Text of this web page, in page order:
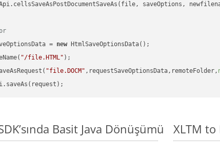
saveOptions,
= new HtmlSaveOptionsData();
"/file.HTML" );
"file.DOCM" ,requestSaveOptionsData,remoteFolder,
Basit Java Dönüşümü XLTM to